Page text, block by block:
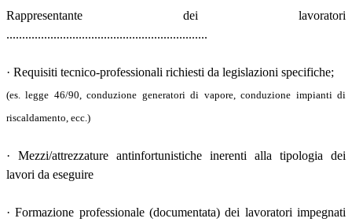
Rappresentante dei lavoratori
................................................................
· Requisiti tecnico-professionali richiesti da legislazioni specifiche;
(es. legge 46/90, conduzione generatori di vapore, conduzione impianti di
riscaldamento, ecc.)
· Mezzi/attrezzature antinfortunistiche inerenti alla tipologia dei
lavori da eseguire
· Formazione professionale (documentata) dei lavoratori impegnati